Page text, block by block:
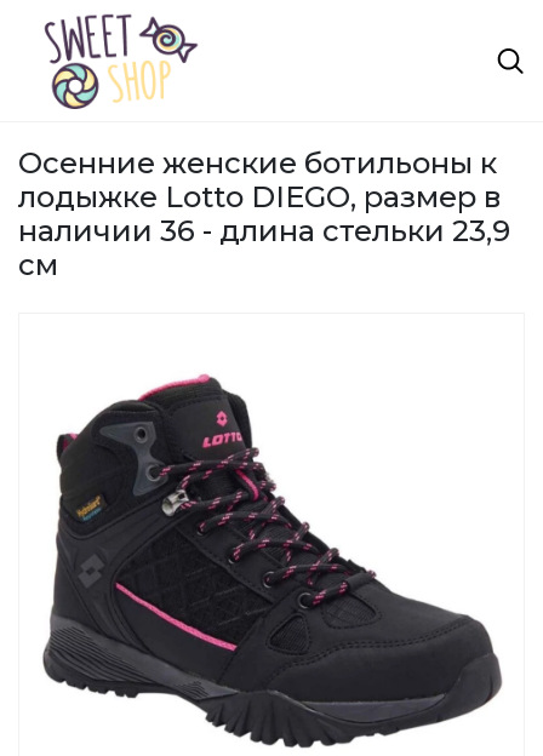
Осенние женские ботильоны к
лодыжке Lotto DIEGO, размер в
наличии 36 - длина стельки 23,9
см